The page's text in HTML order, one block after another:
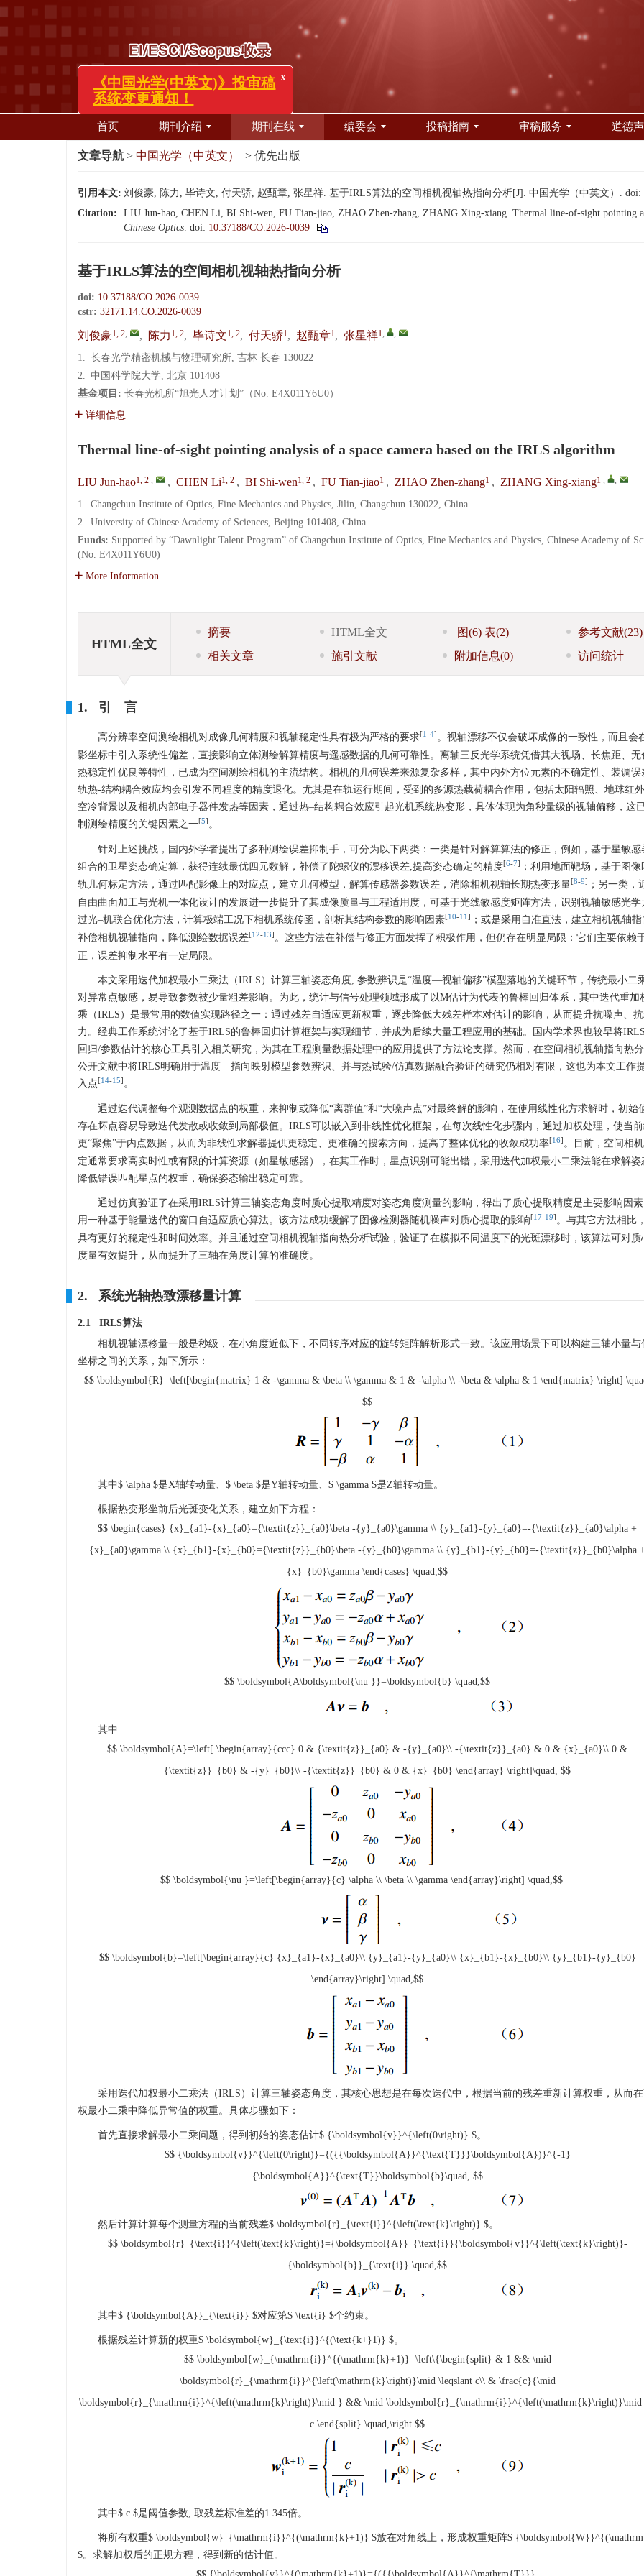
首页 期刊介绍 期刊在线 编委会 投稿指南 审稿服务 道德
文章导航 > 中国光学（中英文） > 优先出版
引用本文: 刘俊豪, 陈力, 毕诗文, 付天骄, 赵甄章, 张星祥. 基于IRLS算法的空间相机视轴热指向分析[J]. 中国光学（中英文）. doi:
Citation:
LIU Jun-hao, CHEN Li, BI Shi-wen, FU Tian-jiao, ZHAO Zhen-zhang, ZHANG Xing-xiang. Thermal line-of-sight pointing
Chinese Optics. doi: 10.37188/CO.2026-0039
基于IRLS算法的空间相机视轴热指向分析
doi: 10.37188/CO.2026-0039
cstr: 32171.14.CO.2026-0039
刘俊豪1, 2, , 陈力 1, 2, 毕诗文1, 2, 付天骄1, 赵甄章1, 张星祥1, ,
1. 长春光学精密机械与物理研究所, 吉林 长春 130022
2. 中国科学院大学, 北京 101408
基金项目: 长春光机所“旭光人才计划”（No. E4X011Y6U0）
详细信息
Thermal line-of-sight pointing analysis of a space camera based on the IRLS algorithm
LIU Jun-hao1, 2 , , CHEN Li1, 2 , BI Shi-wen1, 2 , FU Tian-jiao1 , ZHAO Zhen-zhang1 , ZHANG Xing-xiang1 , ,
1. Changchun Institute of Optics, Fine Mechanics and Physics, Jilin, Changchun 130022, China
2. University of Chinese Academy of Sciences, Beijing 101408, China
Funds: Supported by “Dawnlight Talent Program” of Changchun Institute of Optics, Fine Mechanics and Physics, Chinese Academy of
(No. E4X011Y6U0)
More Information
HTML全文
摘要 HTML全文 图(6) 表(2) 参考文献(23)
相关文章
施引文献 附加信息(0) 访问统计
1. 引 言
高分辨率空间测绘相机对成像几何精度和视轴稳定性具有极为严格的要求[1 -4] 。视轴漂移不仅会破坏成像的一致性，而且会
影坐标中引入系统性偏差，直接影响立体测绘解算精度与遥感数据的几何可靠性。离轴三反光学系统凭借其大视场、长焦距、无
热稳定性优良等特性，已成为空间测绘相机的主流结构。相机的几何误差来源复杂多样，其中内外方位元素的不确定性、装调误
轨热-结构耦合效应均会引发不同程度的精度退化。尤其是在轨运行期间，受到的多源热载荷耦合作用，包括太阳辐照、地球红
空冷背景以及相机内部电子器件发热等因素，通过热–结构耦合效应引起光机系统热变形，具体体现为角秒量级的视轴偏移，这
制测绘精度的关键因素之一[5] 。
针对上述挑战，国内外学者提出了多种测绘误差抑制手，可分为以下两类：一类是针对解算算法的修正，例如，基于星敏感
组合的卫星姿态确定算，获得连续最优四元数解，补偿了陀螺仪的漂移误差,提高姿态确定的精度[6-7]
；利用地面靶场，基于图
轨几何标定方法，通过匹配影像上的对应点，建立几何模型，解算传感器参数误差，消除相机视轴长期热变形量[8-9]
；另一类，
自由曲面加工与光机一体化设计的发展进一步提升了其成像质量与工程适用度，可基于光线敏感度矩阵方法，识别视轴敏感光学
过光–机联合优化方法，计算极端工况下相机系统传函，剖析其结构参数的影响因素[10-11 ]
；或是采用自准直法，建立相机视轴指
补偿相机视轴指向，降低测绘数据误差[12-13] 。这些方法在补偿与修正方面发挥了积极作用，但仍存在明显局限：它们主要依赖
正，误差抑制水平有一定局限。
本文采用迭代加权最小二乘法（IRLS）计算三轴姿态角度, 参数辨识是“温度—视轴偏移”模型落地的关键环节，传统最小二
对异常点敏感，易导致参数被少量粗差影响。为此，统计与信号处理领域形成了以M估计为代表的鲁棒回归体系，其中迭代重加
乘（IRLS）是最常用的数值实现路径之一：通过残差自适应更新权重，逐步降低大残差样本对估计的影响，从而提升抗噪声、
力。经典工作系统讨论了基于IRLS的鲁棒回归计算框架与实现细节，并成为后续大量工程应用的基础。国内学术界也较早将
回归/参数估计的核心工具引入相关研究，为其在工程测量数据处理中的应用提供了方法论支撑。然而，在空间相机视轴指向热分
公开文献中将IRLS明确用于温度—指向映射模型参数辨识、并与热试验/仿真数据融合验证的研究仍相对有限，这也为本文工作
入点[14-15] 。
通过迭代调整每个观测数据点的权重，来抑制或降低“离群值”和“大噪声点”对最终解的影响，在使用线性化方求解时，初始
存在坏点容易导致迭代发散或收敛到局部极值。IRLS可以嵌入到非线性优化框架，在每次线性化步骤内，通过加权处理，使当
更“聚焦”于内点数据，从而为非线性求解器提供更稳定、更准确的搜索方向，提高了整体优化的收敛成功率[16] 。目前，空间相
定通常要求高实时性或有限的计算资源（如星敏感器），在其工作时，星点识别可能出错，采用迭代加权最小二乘法能在求解姿
降低错误匹配星点的权重，确保姿态输出稳定可靠。
通过仿真验证了在采用IRLS计算三轴姿态角度时质心提取精度对姿态角度测量的影响，得出了质心提取精度是主要影响因
用一种基于能量迭代的窗口自适应质心算法。该方法成功缓解了图像检测器随机噪声对质心提取的影响[17-19] 。与其它方法相比
具有更好的稳定性和时间效率。并且通过空间相机视轴指向热分析试验，验证了在模拟不同温度下的光斑漂移时，该算法可对质
度量有效提升，从而提升了三轴在角度计算的准确度。
2. 系统光轴热致漂移量计算
2.1 IRLS算法
相机视轴漂移量一般是秒级，在小角度近似下，不同转序对应的旋转矩阵解析形式一致。该应用场景下可以构建三轴小量与
坐标之间的关系，如下所示：
$$ \boldsymbol{R}=\left[\begin{matrix} 1 & -\gamma & \beta \\ \gamma & 1 & -\alpha \\ -\beta & \alpha & 1 \end{matrix} \right]
$$
其中$ \alpha $是X轴转动量、 $ \beta $是Y轴转动量、 $ \gamma $是Z轴转动量。
根据热变形坐前后光斑变化关系，建立如下方程：
$$ \begin{cases} {x}_{a1}-{x}_{a0}={\textit{z}}_{a0}\beta -{y}_{a0}\gamma \\ {y}_{a1}-{y}_{a0}=-{\textit{z}}_{a0}\alpha +
{x}_{a0}\gamma \\ {x}_{b1}-{x}_{b0}={\textit{z}}_{b0}\beta -{y}_{b0}\gamma \\ {y}_{b1}-{y}_{b0}=-{\textit{z}}_{b0}\alpha
{x}_{b0}\gamma \end{cases} \quad,$$
$$ \boldsymbol{A\boldsymbol{\nu }}=\boldsymbol{b} \quad,$$
其中
$$ \boldsymbol{A}=\left[ \begin{array}{ccc} 0 & {\textit{z}}_{a0} & -{y}_{a0}\\ -{\textit{z}}_{a0} & 0 & {x}_{a0}\\ 0 &
{\textit{z}}_{b0} & -{y}_{b0}\\ -{\textit{z}}_{b0} & 0 & {x}_{b0} \end{array} \right]\quad, $$
$$ \boldsymbol{\nu }=\left[\begin{array}{c} \alpha \\ \beta \\ \gamma \end{array}\right] \quad,$$
$$ \boldsymbol{b}=\left[\begin{array}{c} {x}_{a1}-{x}_{a0}\\ {y}_{a1}-{y}_{a0}\\ {x}_{b1}-{x}_{b0}\\ {y}_{b1}-{y}_{b0}
\end{array}\right] \quad,$$
采用迭代加权最小二乘法（IRLS）计算三轴姿态角度，其核心思想是在每次迭代中，根据当前的残差重新计算权重，从而
权最小二乘中降低异常值的权重。具体步骤如下：
首先直接求解最小二乘问题，得到初始的姿态估计$ {\boldsymbol{v}}^{\left(0\right)} $。
$$ {\boldsymbol{v}}^{\left(0\right)}={({{\boldsymbol{A}}^{\text{T}}}\boldsymbol{A})}^{-1}
{\boldsymbol{A}}^{\text{T}}\boldsymbol{b}\quad, $$
然后计算计算每个测量方程的当前残差$ \boldsymbol{r}_{\text{i}}^{\left(\text{k}\right)} $。
$$ \boldsymbol{r}_{\text{i}}^{\left(\text{k}\right)}={\boldsymbol{A}}_{\text{i}}{\boldsymbol{v}}^{\left(\text{k}\right)}-
{\boldsymbol{b}}_{\text{i}} \quad,$$
其中$ {\boldsymbol{A}}_{\text{i}} $对应第$ \text{i} $个约束。
根据残差计算新的权重$ \boldsymbol{w}_{\text{i}}^{(\text{k+}1)} $。
$$ \boldsymbol{w}_{\mathrm{i}}^{(\mathrm{k}+1)}=\left\{\begin{split} & 1 && \mid
\boldsymbol{r}_{\mathrm{i}}^{\left(\mathrm{k}\right)}\mid \leqslant c\\ & \frac{c}{\mid
\boldsymbol{r}_{\mathrm{i}}^{\left(\mathrm{k}\right)}\mid } && \mid \boldsymbol{r}_{\mathrm{i}}^{\left(\mathrm{k}\right)}\mid
c \end{split} \quad,\right.$$
其中$ c $是阈值参数, 取残差标准差的1.345倍。
将所有权重$ \boldsymbol{w}_{\mathrm{i}}^{(\mathrm{k}+1)} $放在对角线上，形成权重矩阵$
$。求解加权后的正规方程，得到新的估计值。
《中国光学(中英文)》投审稿
系统变更通知！